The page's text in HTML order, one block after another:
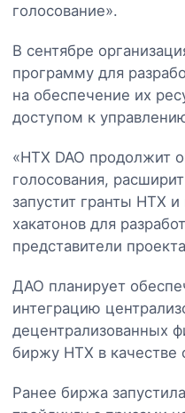
голосование».
В сентябре
программу для
на обеспечение их
доступом к
«HTX DAO продолжит
голосования,
запустит гранты HTX
хакатонов для
представители
ДАО планирует
интеграцию
децентрализованных
биржу HTX в качестве
Ранее биржа